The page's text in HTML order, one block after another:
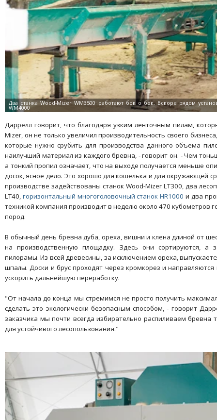
Даррелл говорит, что благодаря узким ленточным пилам,
Mizer, он не только увеличил производительность своего
которые нужно срубить для производства данного объема
наилучший материал из каждого бревна, - говорит он. - Чем
а тонкий пропил означает, что на выходе получается меньше
досок, ясное дело. Это хорошо для кошелька и для окружающей
производстве задействованы станок Wood-Mizer LT300, два
LT40, горизонтальный многоголовочный станок HR1000 и два
техникой компания производит в неделю около 470 кубометров
пород.
В обычный день бревна дуба, ореха, вишни и клена длиной от
на производственную площадку. Здесь они сортируются, а
пилорамы. Из всей древесины, за исключением ореха,
шпалы. Доски и брус проходят через кромкорез и
ускорить дальнейшую переработку.
"От начала до конца мы стремимся не просто получить
сделать это экологически безопасным способом, - говорит
заказчика мы почти всегда избирательно распиливаем
для устойчивого лесопользования."